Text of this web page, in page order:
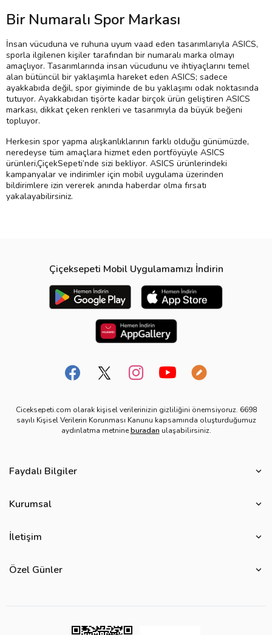
Bir Numaralı Spor Markası
İnsan vücuduna ve ruhuna uyum vaad eden tasarımlarıyla ASICS,
sporla ilgilenen kişiler tarafından bir numaralı marka olmayı
amaçlıyor. Tasarımlarında insan vücudunu ve ihtiyaçlarını temel
alan bütüncül bir yaklaşımla hareket eden ASICS; sadece
ayakkabıda değil, spor giyiminde de bu yaklaşımı odak noktasında
tutuyor. Ayakkabıdan tişörte kadar birçok ürün geliştiren ASICS
markası, dikkat çeken renkleri ve tasarımıyla da büyük beğeni
topluyor.
Herkesin spor yapma alışkanlıklarının farklı olduğu günümüzde,
neredeyse tüm amaçlara hizmet eden portföyüyle ASICS
ürünleri,ÇiçekSepeti’nde sizi bekliyor. ASICS ürünlerindeki
kampanyalar ve indirimler için mobil uygulama üzerinden
bildirimlere izin vererek anında haberdar olma fırsatı
yakalayabilirsiniz.
Çiçeksepeti Mobil Uygulamamızı İndirin
Ciceksepeti.com olarak kişisel verilerinizin gizliliğini önemsiyoruz. 6698
sayılı Kişisel Verilerin Korunması Kanunu kapsamında oluşturduğumuz
aydınlatma metnineburadan ulaşabilirsiniz.
Faydalı Bilgiler
Çiçek Anlamları
Mevsimlere Göre Çiçekler
Kurumsal
Ürün Güvenliği
Reklamlarımız
Kampanya Detayları
İletişim
Özel Günler